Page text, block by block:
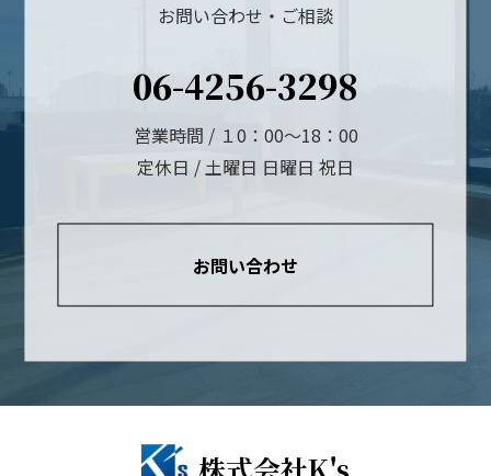
お問い合わせ・ご相談
06-4256-3298
営業時間 / １0：00～18：00
定休日 / 土曜日 日曜日 祝日
お問い合わせ